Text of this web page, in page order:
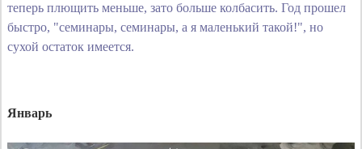
теперь плющить меньше, зато больше колбасить. Год прошел
быстро, "семинары, семинары, а я маленький такой!", но
сухой остаток имеется.
Январь